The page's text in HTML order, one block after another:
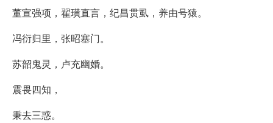
董宣强项，翟璜直言，纪昌贯虱，养由号猿。
冯衍归里，张昭塞门。
苏韶鬼灵，卢充幽婚。
震畏四知，
秉去三惑。